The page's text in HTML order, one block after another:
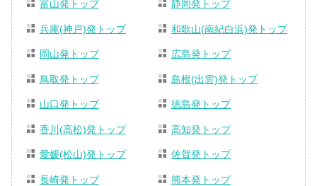
富山発トップ 静岡発トップ
兵庫(神戸)発トップ 和歌山(南紀白浜)発トップ
岡山発トップ 広島発トップ
鳥取発トップ 島根(出雲)発トップ
山口発トップ 徳島発トップ
香川(高松)発トップ 高知発トップ
愛媛(松山)発トップ 佐賀発トップ
長崎発トップ 熊本発トップ